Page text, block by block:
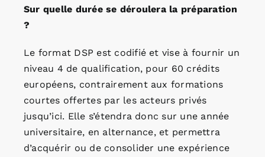
Sur quelle durée se déroulera la préparation
?
Le format DSP est codifié et vise à fournir un
niveau 4 de qualification, pour 60 crédits
européens, contrairement aux formations
courtes offertes par les acteurs privés
jusqu’ici. Elle s’étendra donc sur une année
universitaire, en alternance, et permettra
d’acquérir ou de consolider une expérience